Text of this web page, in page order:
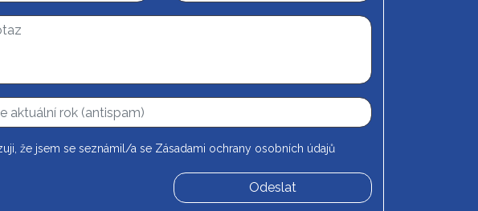
že jsem se seznámil/a se Zásadami ochrany osobních údajů
Odeslat